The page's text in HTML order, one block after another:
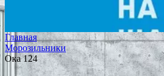
Главная
Морозильники
Ока 124